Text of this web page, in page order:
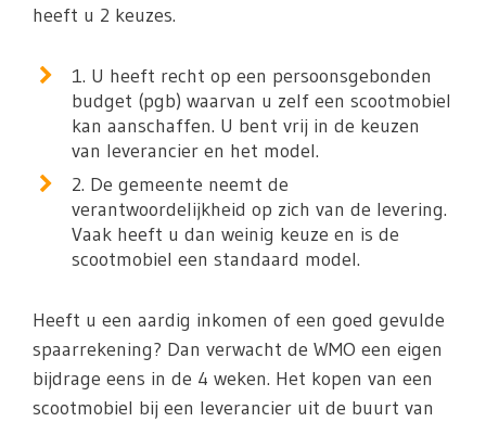
heeft u 2 keuzes.
1. U heeft recht op een persoonsgebonden
budget (pgb) waarvan u zelf een scootmobiel
kan aanschaffen. U bent vrij in de keuzen
van leverancier en het model.
2. De gemeente neemt de
verantwoordelijkheid op zich van de levering.
Vaak heeft u dan weinig keuze en is de
scootmobiel een standaard model.
Heeft u een aardig inkomen of een goed gevulde
spaarrekening? Dan verwacht de WMO een eigen
bijdrage eens in de 4 weken. Het kopen van een
scootmobiel bij een leverancier uit de buurt van